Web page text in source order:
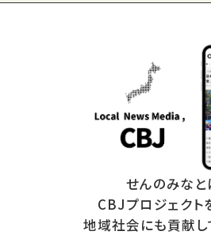
せんのみなと
CBJプロジェクト
地域社会にも貢献し